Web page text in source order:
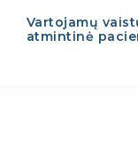
Vartojamų
atmintinė